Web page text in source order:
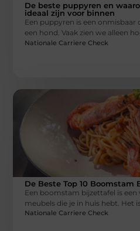
De beste puppyren en
ideaal zijn voor binnen
Een puppyren is een onmisbaar
een hond. Vaak zien we alleen
Nationale Carriere Check
De Beste Top 10 Boomstam
Een ​​boomstam bijzettafel is
meubels die je in huis hebt. Het
Nationale Carriere Check